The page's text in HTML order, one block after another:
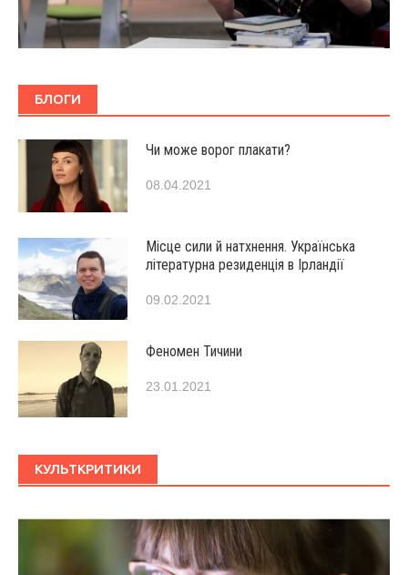
БЛОГИ
Чи може ворог плакати?
08.04.2021
Місце сили й натхнення. Українська
літературна резиденція в Ірландії
09.02.2021
Феномен Тичини
23.01.2021
КУЛЬТКРИТИКИ